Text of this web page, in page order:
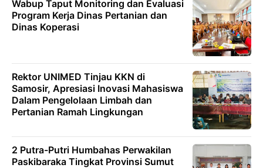
Wabup Taput Monitoring dan Evaluasi
Program Kerja Dinas Pertanian dan
Dinas Koperasi
Rektor UNIMED Tinjau KKN di
Samosir, Apresiasi Inovasi Mahasiswa
Dalam Pengelolaan Limbah dan
Pertanian Ramah Lingkungan
2 Putra-Putri Humbahas Perwakilan
Paskibaraka Tingkat Provinsi Sumut